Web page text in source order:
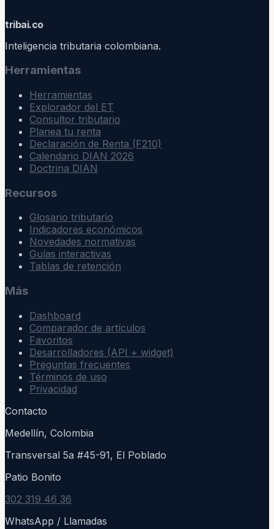
tribai.co
Inteligencia tributaria colombiana.
Herramientas
Herramientas
Explorador del ET
Consultor tributario
Planea tu renta
Declaración de Renta (F210)
Calendario DIAN 2026
Doctrina DIAN
Recursos
Glosario tributario
Indicadores económicos
Novedades normativas
Guías interactivas
Tablas de retención
Más
Dashboard
Comparador de artículos
Favoritos
Desarrolladores (API + widget)
Preguntas frecuentes
Términos de uso
Privacidad
Contacto
Medellín, Colombia
Transversal 5a #45-91, El Poblado
Patio Bonito
302 319 46 36
WhatsApp / Llamadas